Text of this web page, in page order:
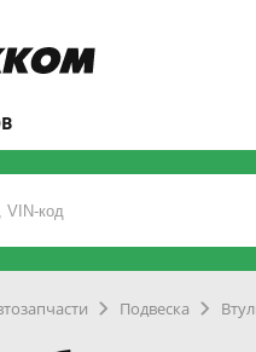
Подвеска